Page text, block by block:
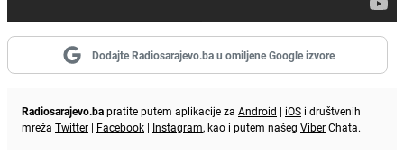
Dodajte Radiosarajevo.ba u omiljene Google izvore
Radiosarajevo.bapratite putem aplikacije za Android | iOS i društvenih
mreža Twitter | Facebook | Instagram, kao i putem našeg ViberChata.